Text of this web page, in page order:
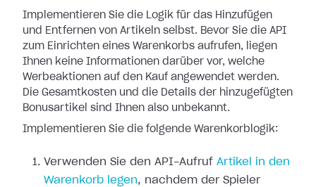
Implementieren Sie die Logik für das Hinzufügen
und Entfernen von Artikeln selbst. Bevor Sie die API
zum Einrichten eines Warenkorbs aufrufen, liegen
Ihnen keine Informationen darüber vor, welche
Werbeaktionen auf den Kauf angewendet werden.
Die Gesamtkosten und die Details der hinzugefügten
Bonusartikel sind Ihnen also unbekannt.
Implementieren Sie die folgende Warenkorblogik:
Verwenden Sie den API-Aufruf Artikel in den
Warenkorb legen, nachdem der Spieler